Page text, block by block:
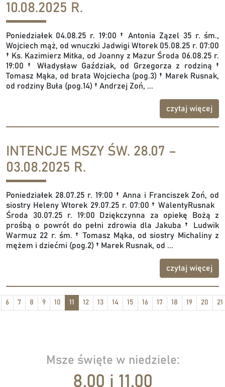
Msze święte w niedziele:
8.00 i 11.00
10.08.2025 R.
Poniedziałek 04.08.25 r. 19:00 † Antonia Zązel 35 r. śm.,
Wojciech mąż, od wnuczki Jadwigi Wtorek 05.08.25 r. 07:00
† Ks. Kazimierz Mitka, od Joanny z Mazur Środa 06.08.25 r.
19:00 † Władysław Gaździak, od Grzegorza z rodziną †
Tomasz Mąka, od brata Wojciecha (pog.3) † Marek Rusnak,
od rodziny Buła (pog.14) † Andrzej Zoń, ...
czytaj więcej
INTENCJE MSZY ŚW. 28.07 –
03.08.2025 R.
Poniedziałek 28.07.25 r. 19:00 † Anna i Franciszek Zoń, od
siostry Heleny Wtorek 29.07.25 r. 07:00 † WalentyRusnak
Środa 30.07.25 r. 19:00 Dziękczynna za opiekę Bożą z
prośbą o powrót do pełni zdrowia dla Jakuba † Ludwik
Warmuz 22 r. śm. † Tomasz Mąka, od siostry Michaliny z
mężem i dziećmi (pog.2) † Marek Rusnak, od ...
czytaj więcej
6 7 8 9 10 11 12 13 14 15 16 17 18 19 20 21